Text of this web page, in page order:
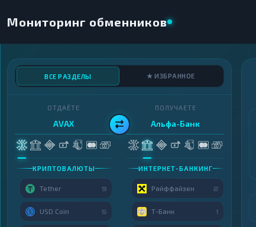
Мониторинг обменников
ВСЕ РАЗДЕЛЫ ★ ИЗБРАННОЕ
ОТДАЁТЕ
AVAX
КРИПТОВАЛЮТЫ
Tether 9
USD Coin 5
ПОЛУЧАЕТЕ
Альфа-Банк
ИНТЕРНЕТ-БАНКИНГ
Райффайзен 2
Т-Банк 1